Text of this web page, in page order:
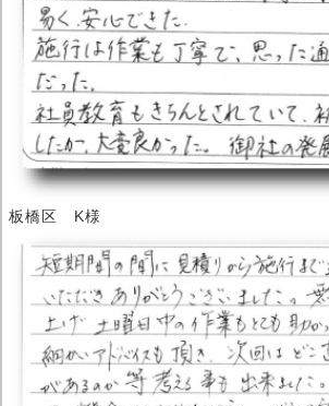
板橋区 K様